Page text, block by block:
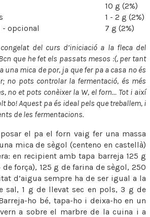
10 g (2%)
1 - 2 g (2%)
opcional
7 g (2%)
del curs d’iniciació a la fleca del
que he fet els passats mesos :(, per tant
una mica de por, ja que fer pa a casa no és
no pots controlar la fermentació, és més
no et pots conèixer la W, el forn… Tot i així
bo! Aquest pa és ideal pels que treballem, i
de les fermentacions.
el pa el forn vaig fer una massa
mica de sègol (centeno en castellà)
en recipient amb tapa barreja 125 g
força), 125 g de farina de sègol, 250
d’aigua sempre ha de ser igual a la
sal, 1 g de llevat sec en pols, 3 g de
ho bé, tapa-ho i deixa-ho en un
a sobre el marbre de la cuina i a